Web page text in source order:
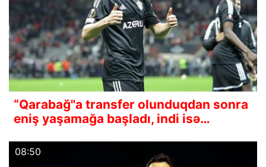
“Qarabağ"a transfer olunduqdan sonra
eniş yaşamağa başladı, indi isə…
08:50